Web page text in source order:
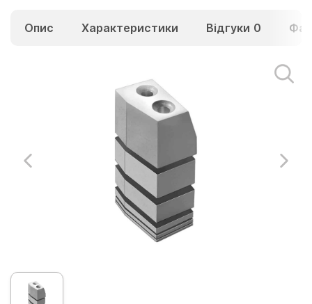
Опис Характеристики Відгуки 0